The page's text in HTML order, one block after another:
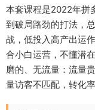
本套课程是2022年拼
到破局路劲的打法，
战，低投入高产出运
合小白运营，不懂潜
磨的、无流量：流量
量访客不匹配，转化率